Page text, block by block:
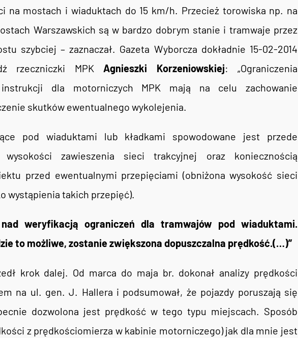
na mostach i wiaduktach do 15 km/h. Przecież torowiska np. na
Warszawskich są w bardzo dobrym stanie i tramwaje przez
szybciej – zaznaczał. Gazeta Wyborcza dokładnie 15-02-2014
rzeczniczki MPK Agnieszki Korzeniowskiej: „Ograniczenia
dla motorniczych MPK mają na celu zachowanie
skutków ewentualnego wykolejenia.
pod wiaduktami lub kładkami spowodowane jest przede
wysokości zawieszenia sieci trakcyjnej oraz koniecznością
przed ewentualnymi przepięciami (obniżona wysokość sieci
wystąpienia takich przepięć).
weryfikacją ograniczeń dla tramwajów pod wiaduktami.
to możliwe, zostanie zwiększona dopuszczalna prędkość.(…)”
krok dalej. Od marca do maja br. dokonał analizy prędkości
na ul. gen. J. Hallera i podsumował, że pojazdy poruszają się
dozwolona jest prędkość w tego typu miejscach. Sposób
z prędkościomierza w kabinie motorniczego) jak dla mnie jest